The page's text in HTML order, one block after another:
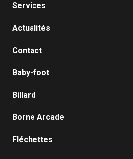
Services
Actualités
Contact
Baby-foot
Billard
Borne Arcade
Fléchettes